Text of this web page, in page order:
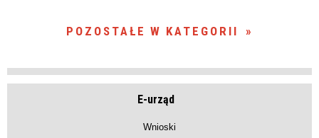
POZOSTAŁE W KATEGORII
E-urząd
Wnioski